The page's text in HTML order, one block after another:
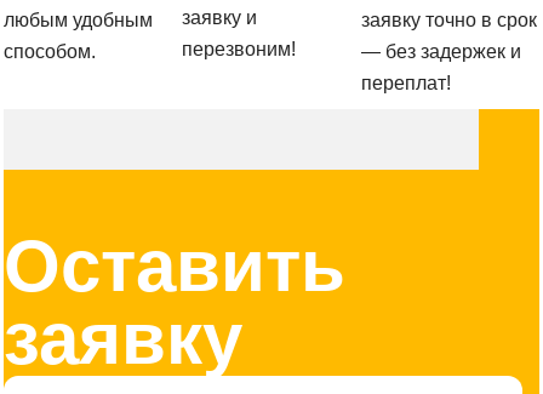
любым удобным
способом.
заявку и
перезвоним!
заявку точно в срок
— без задержек и
переплат!
Оставить
заявку
Имя